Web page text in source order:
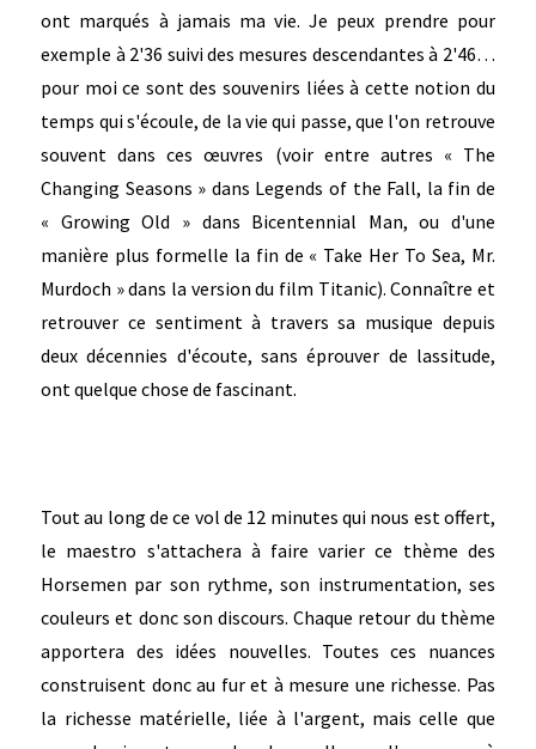
ont marqués à jamais ma vie. Je peux prendre pour
exemple à 2'36 suivi des mesures descendantes à 2'46…
pour moi ce sont des souvenirs liées à cette notion du
temps qui s'écoule, de la vie qui passe, que l'on retrouve
souvent dans ces œuvres (voir entre autres « The
Changing Seasons » dans Legends of the Fall, la fin de
« Growing Old » dans Bicentennial Man, ou d'une
manière plus formelle la fin de « Take Her To Sea, Mr.
Murdoch » dans la version du film Titanic). Connaître et
retrouver ce sentiment à travers sa musique depuis
deux décennies d'écoute, sans éprouver de lassitude,
ont quelque chose de fascinant.
Tout au long de ce vol de 12 minutes qui nous est offert,
le maestro s'attachera à faire varier ce thème des
Horsemen par son rythme, son instrumentation, ses
couleurs et donc son discours. Chaque retour du thème
apportera des idées nouvelles. Toutes ces nuances
construisent donc au fur et à mesure une richesse. Pas
la richesse matérielle, liée à l'argent, mais celle que